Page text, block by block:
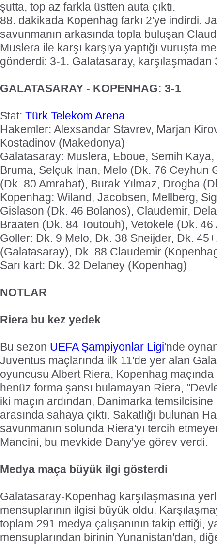
şutta, top az farkla üstten auta çıktı.
88. dakikada Kopenhag farkı 2'ye indirdi.
savunmanın arkasında topla buluşan
Muslera ile karşı karşıya yaptığı vuruşta
gönderdi: 3-1. Galatasaray, karşılaşmadan
GALATASARAY - KOPENHAG: 3-1
Stat: Türk Telekom Arena
Hakemler: Alexsandar Stavrev, Marjan
Kostadinov (Makedonya)
Galatasaray: Muslera, Eboue, Semih
Bruma, Selçuk İnan, Melo (Dk. 76 Ceyhun
(Dk. 80 Amrabat), Burak Yılmaz, Drogba
Kopenhag: Wiland, Jacobsen, Mellberg,
Gislason (Dk. 46 Bolanos), Claudemir,
Braaten (Dk. 84 Toutouh), Vetokele (Dk. 46
Goller: Dk. 9 Melo, Dk. 38 Sneijder, Dk.
(Galatasaray), Dk. 88 Claudemir
Sarı kart: Dk. 32 Delaney (Kopenhag)
NOTLAR
Riera bu kez yedek
Bu sezon UEFA Şampiyonlar Ligi'nde
Juventus maçlarında ilk 11'de yer alan
oyuncusu Albert Riera, Kopenhag
henüz forma şansı bulamayan Riera,
iki maçın ardından, Danimarka temsilcisine
arasında sahaya çıktı. Sakatlığı bulunan
savunmanın solunda Riera'yı tercih
Mancini, bu mevkide Dany'ye görev verdi.
Medya maça büyük ilgi gösterdi
Galatasaray-Kopenhag karşılaşmasına
mensuplarının ilgisi büyük oldu.
toplam 291 medya çalışanının takip ettiği,
mensuplarından birinin Yunanistan'dan,